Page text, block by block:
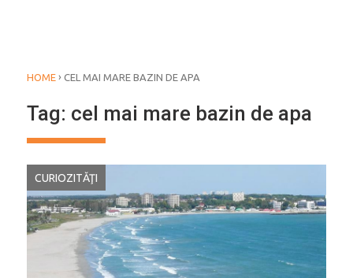
HOME › CEL MAI MARE BAZIN DE APA
Tag: cel mai mare bazin de apa
CURIOZITĂŢI